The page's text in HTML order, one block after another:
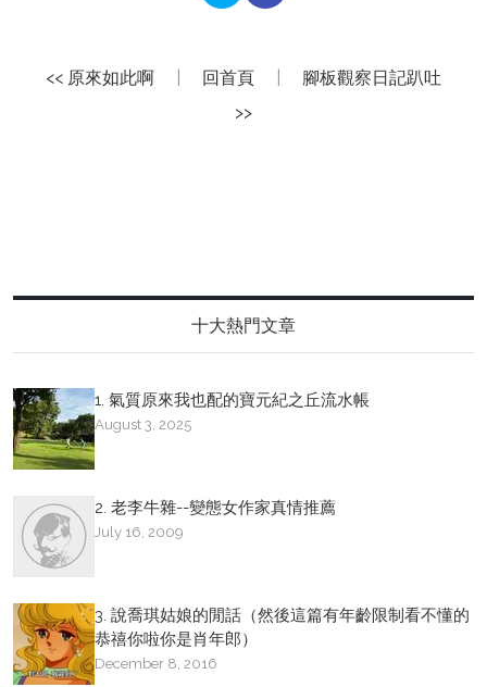
<< 原來如此啊 回首頁
腳板觀察日記趴吐
>>
十大熱門文章
1. 氣質原來我也配的寶元紀之丘流水帳
August 3, 2025
2. 老李牛雜--變態女作家真情推薦
July 16, 2009
3. 說喬琪姑娘的閒話（然後這篇有年齡限制看不懂的
恭禧你啦你是肖年郎）
December 8, 2016